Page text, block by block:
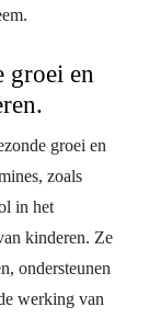
groei en
groei en
zoals
in het
kinderen. Ze
ondersteunen
werking van